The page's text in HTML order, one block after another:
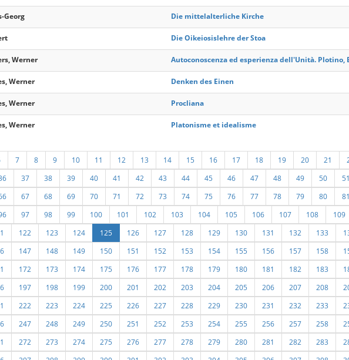
Georg Die mittelalterliche Kirche
Die Oikeiosislehre der Stoa
Werner Autoconoscenza ed esperienza dell'Unità. Plotino,
Werner Denken des Einen
Werner Procliana
Werner Platonisme et idealisme
7 8 9 10 11 12 13 14 15 16 17 18 19 20 21
37 38 39 40 41 42 43 44 45 46 47 48 49 50 51
67 68 69 70 71 72 73 74 75 76 77 78 79 80 81
97 98 99 100 101 102 103 104 105 106 107 108 109
122 123 124 125 126 127 128 129 130 131 132 133
147 148 149 150 151 152 153 154 155 156 157 158
172 173 174 175 176 177 178 179 180 181 182 183
197 198 199 200 201 202 203 204 205 206 207 208
222 223 224 225 226 227 228 229 230 231 232 233
247 248 249 250 251 252 253 254 255 256 257 258
272 273 274 275 276 277 278 279 280 281 282 283